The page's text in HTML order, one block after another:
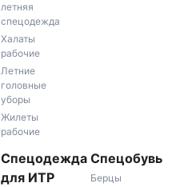
летняя
спецодежда
Халаты
рабочие
Летние
головные
уборы
Жилеты
рабочие
Спецодежда
для ИТР
Спецобувь
Берцы